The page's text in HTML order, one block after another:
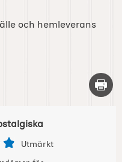
och hemleverans
Skriv
Utmärkt